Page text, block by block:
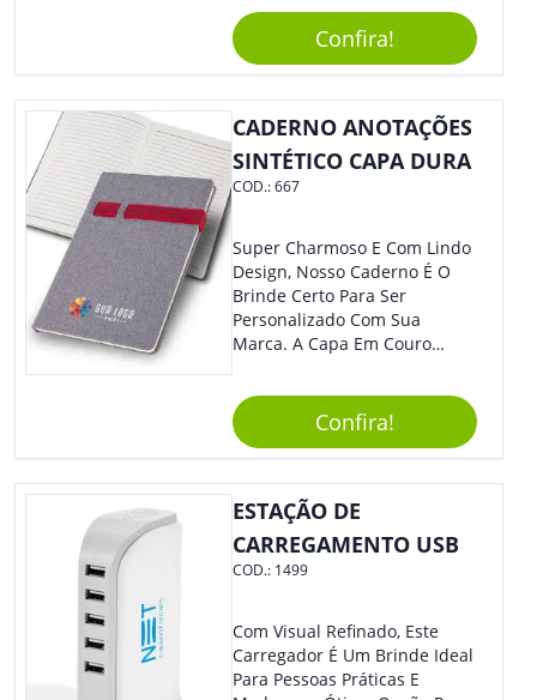
E Tem Ponteira Firme, Ideal
Para Traços Precisos.
Confira!
CADERNO ANOTAÇÕES
SINTÉTICO CAPA DURA
COD.:667
Super Charmoso E Com Lindo
Design, Nosso Caderno É O
Brinde Certo Para Ser
Personalizado Com Sua
Marca. A Capa Em Couro
Elástico Permite Maior
Segurança Ao Carregá-Lo.
Ofereça A Seus Clientes E
Colaboradores, Sem Dúvidas
Eles Irão Adorar.
Confira!
ESTAÇÃO DE
CARREGAMENTO USB
COD.: 1499
Com Visual Refinado, Este
Carregador É Um Brinde Ideal
Para Pessoas Práticas E